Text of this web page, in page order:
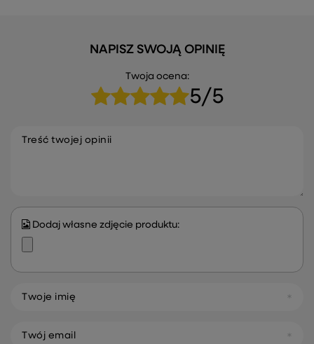
NAPISZ SWOJĄ OPINIĘ
Twoja ocena:
5/5
Treść twojej opinii
Dodaj własne zdjęcie produktu:
Twoje imię
Twój email